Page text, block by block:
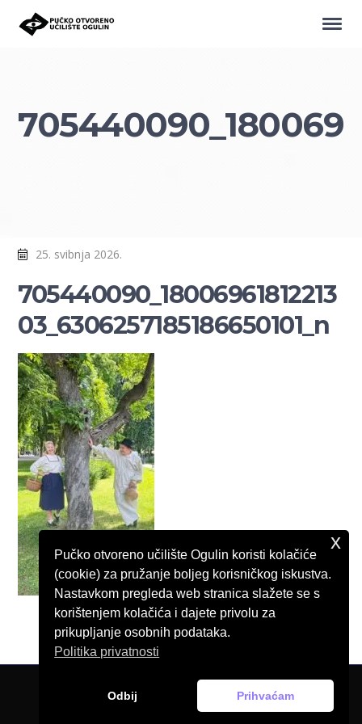
25. svibnja 2026.
705440090_18006961812213
03_6306257185186650101_n
© Pučko otvoreno učilište Ogulin, 2026.
Pučko otvoreno učilište Ogulin koristi kolačiće
(cookie) za pružanje boljeg korisničkog iskustva.
Nastavkom pregleda web stranica slažete se s
korištenjem kolačića i dajete privolu za
prikupljanje osobnih podataka.
Politika privatnosti
Odbij Prihvaćam
x